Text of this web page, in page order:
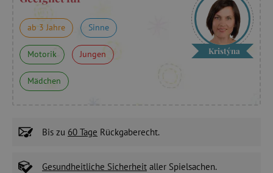
ab 3 Jahre Sinne
Motorik Jungen
Mädchen
Kristýna
Bis zu 60 Tage Rückgaberecht.
Gesundheitliche Sicherheit aller Spielsachen.